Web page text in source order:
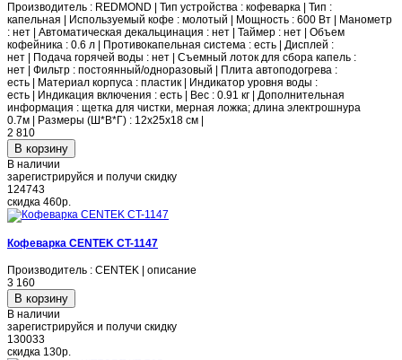
Производитель : REDMOND | Тип устройства : кофеварка | Тип :
капельная | Используемый кофе : молотый | Мощность : 600 Вт | Манометр
: нет | Автоматическая декальцинация : нет | Таймер : нет | Объем
кофейника : 0.6 л | Противокапельная система : есть | Дисплей :
нет | Подача горячей воды : нет | Съемный лоток для сбора капель :
нет | Фильтр : постоянный/одноразовый | Плита автоподогрева :
есть | Материал корпуса : пластик | Индикатор уровня воды :
есть | Индикация включения : есть | Вес : 0.91 кг | Дополнительная
информация : щетка для чистки, мерная ложка; длина электрошнура
0.7м | Размеры (Ш*В*Г) : 12x25x18 см |
2 810
В наличии
зарегистрируйся и получи скидку
124743
скидка 460р.
Кофеварка CENTEK CT-1147
Производитель : CENTEK | описание
3 160
В наличии
зарегистрируйся и получи скидку
130033
скидка 130р.